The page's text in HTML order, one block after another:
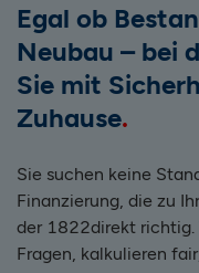
Egal ob
Neubau – bei
Sie mit
Zuhause
Sie suchen keine
Finanzierung, die zu
der 1822direkt richtig.
Fragen, kalkulieren